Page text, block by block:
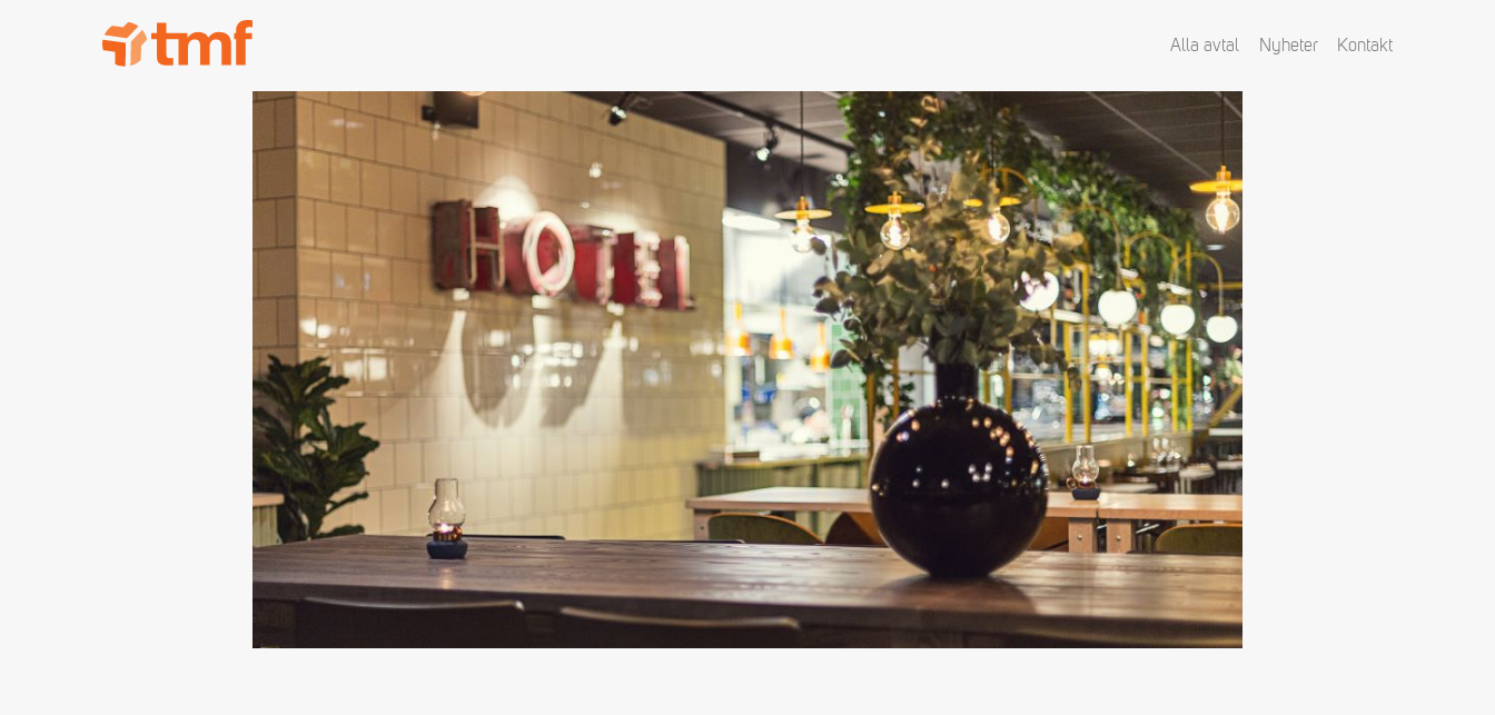
Alla avtal Nyheter Kontakt